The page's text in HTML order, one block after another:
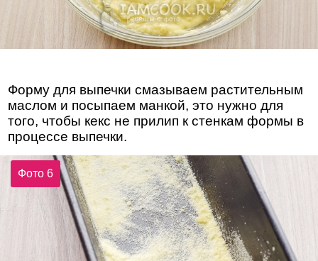
Форму для выпечки смазываем растительным
маслом и посыпаем манкой, это нужно для
того, чтобы кекс не прилип к стенкам формы в
процессе выпечки.
Фото 6